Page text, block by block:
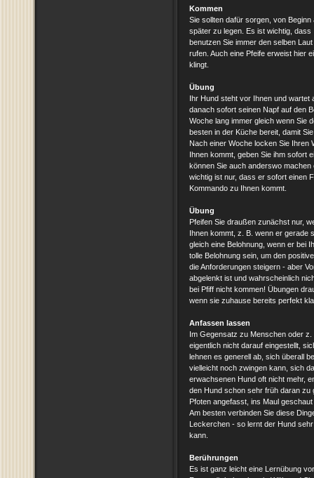
Kommen
Sie sollten dafür sorgen, von
später zu legen. Es ist wichtig,
benutzen Sie immer den selben
rufen. Auch eine Pfeife erweist hier
klingt.
Übung
Ihr Hund steht vor Ihnen und wartet
danach sofort seinen Napf auf den
Woche lang immer gleich wenn Sie
besten in der Küche bereit, damit
Nach einer Woche locken Sie Ihren
Ihnen kommt, geben Sie ihm sofort
können Sie auch anderswo
wichtig ist nur, dass er sofort einen
Kommando zu Ihnen kommt.
Übung
Pfeifen Sie draußen zunächst nur,
Ihnen kommt, z. B. wenn er gerade
gleich eine Belohnung, wenn er bei
tolle Belohnung sein, um den
die Anforderungen steigern - aber
abgelenkt ist und wahrscheinlich
bei Pfiff nicht kommen! Übungen
wenn sie zuhause bereits perfekt
Anfassen lassen
Im Gegensatz zu Menschen oder
eigentlich nicht darauf eingestellt,
lehnen es generell ab, sich überall
vielleicht noch zwingen kann, sich
erwachsenen Hund oft nicht mehr,
den Hund schon sehr früh daran zu
Pfoten angefasst, ins Maul
Am besten verbinden Sie diese
Leckerchen - so lernt der Hund
kann.
Berührungen
Es ist ganz leicht eine Lernübung